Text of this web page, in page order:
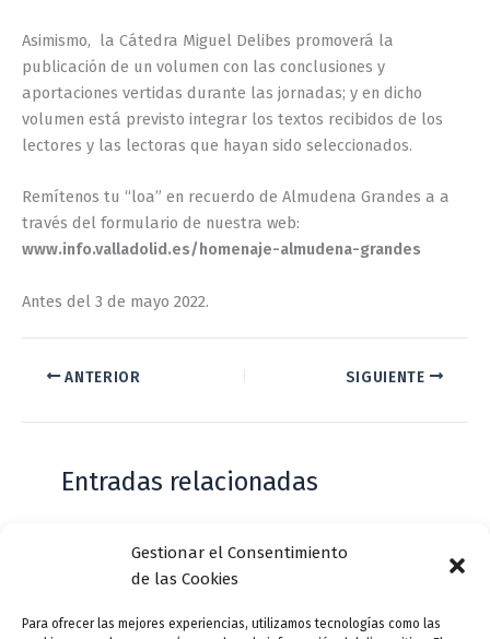
Gestionar el Consentimiento
de las Cookies
Para ofrecer las mejores experiencias, utilizamos tecnologías como las
Asimismo, la Cátedra Miguel Delibes promoverá la
publicación de un volumen con las conclusiones y
aportaciones vertidas durante las jornadas; y en dicho
volumen está previsto integrar los textos recibidos de los
lectores y las lectoras que hayan sido seleccionados.
Remítenos tu “loa” en recuerdo de Almudena Grandes a a
través del formulario de nuestra web:
www.info.valladolid.es/homenaje-almudena-grandes
Antes del 3 de mayo 2022.
ANTERIOR SIGUIENTE
Entradas relacionadas
Casa de Zorrilla conmemorarán el 168
aniversario del estreno de Don Juan
Tenorio